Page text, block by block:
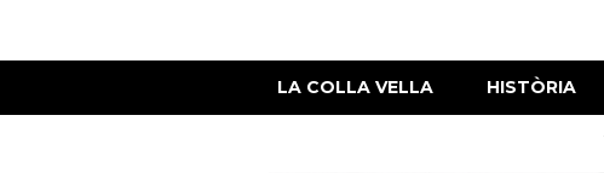
LA COLLA VELLA HISTÒRIA